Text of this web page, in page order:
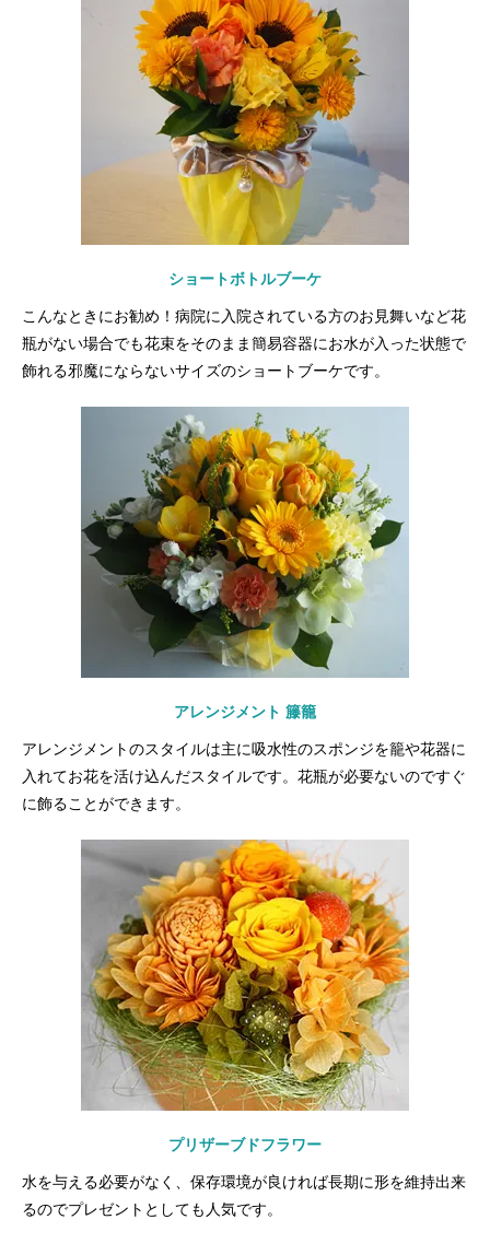
ショートボトルブーケ
こんなときにお勧め！病院に入院されている方のお見舞いなど花
瓶がない場合でも花束をそのまま簡易容器にお水が入った状態で
飾れる邪魔にならないサイズのショートブーケです。
アレンジメント 籐籠
アレンジメントのスタイルは主に吸水性のスポンジを籠や花器に
入れてお花を活け込んだスタイルです。花瓶が必要ないのですぐ
に飾ることができます。
プリザーブドフラワー
水を与える必要がなく、保存環境が良ければ長期に形を維持出来
るのでプレゼントとしても人気です。